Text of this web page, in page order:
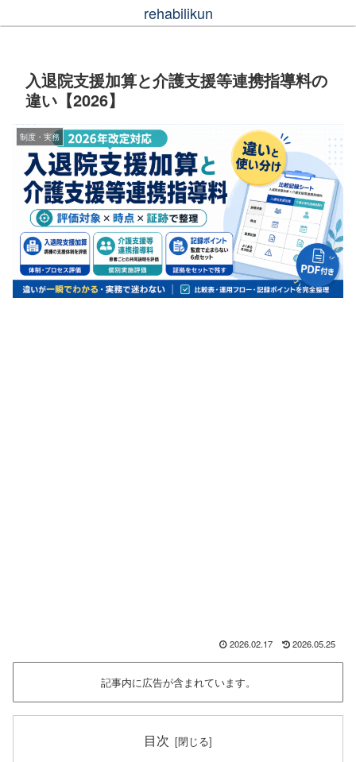
rehabilikun
入退院支援加算と介護支援等連携指導料の
違い【2026】
制度・実務
2026.02.17 2026.05.25
記事内に広告が含まれています。
目次